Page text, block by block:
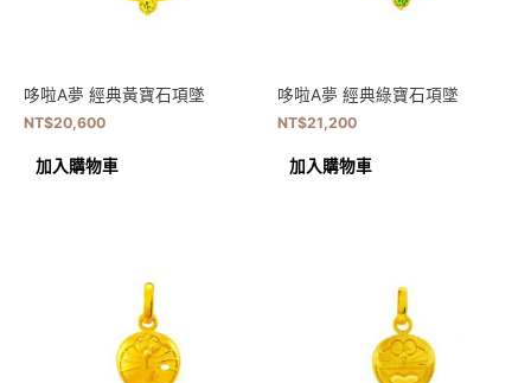
哆啦A夢 經典黃寶石項墜
NT$20,600
加入購物車
哆啦A夢 經典綠寶石項墜
NT$21,200
加入購物車